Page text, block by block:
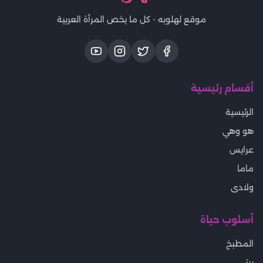
موقع لهلوبه - كل ما يخص المرأة العربية
أقسام رئيسية
الرئيسية
هو وهي
عرايس
ماما
ولادى
أسلوب حياة
المطبخ